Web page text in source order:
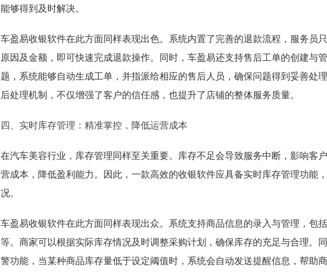
能够得到及时解决。
车盈易收银软件在此方面同样表现出色。系统内置了完善的退款流程，服务员
原因及金额，即可快速完成退款操作。同时，车盈易还支持售后工单的创建与
题，系统能够自动生成工单，并指派给相应的售后人员，确保问题得到妥善处
后处理机制，不仅增强了客户的信任感，也提升了店铺的整体服务质量。
四、实时库存管理：精准掌控，降低运营成本
在汽车美容行业，库存管理同样至关重要。库存不足会导致服务中断，影响客
营成本，降低盈利能力。因此，一款高效的收银软件应具备实时库存管理功能
况。
车盈易收银软件在此方面同样表现出众。系统支持商品信息的录入与管理，包
等。商家可以根据实际库存情况及时调整采购计划，确保库存的充足与合理。
警功能，当某种商品库存量低于设定阈值时，系统会自动发送提醒信息，帮助